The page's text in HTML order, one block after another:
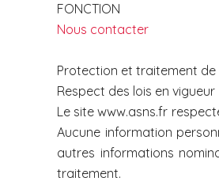
FONCTION
Nous contacter
Protection et traitement
Respect des lois en vigueur
Le site www.asns.fr
Aucune information
autres informations
traitement.